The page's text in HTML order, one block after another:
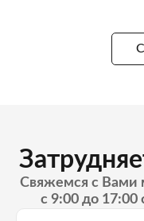
Свяжемся с Вами
с 9:00 до 17:00